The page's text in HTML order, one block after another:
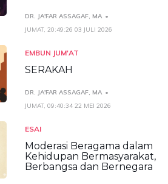
DR. JA'FAR ASSAGAF, MA
JUMAT, 20:49:26 03 JULI 2026
EMBUN JUM'AT
SERAKAH
DR. JA'FAR ASSAGAF, MA
JUMAT, 09:40:34 22 MEI 2026
ESAI
Moderasi Beragama dalam
Kehidupan Bermasyarakat,
Berbangsa dan Bernegara